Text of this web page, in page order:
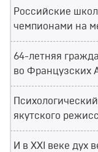
Российские
чемпионами на
64-летняя
во Французских
якутского
И в XXI веке дух